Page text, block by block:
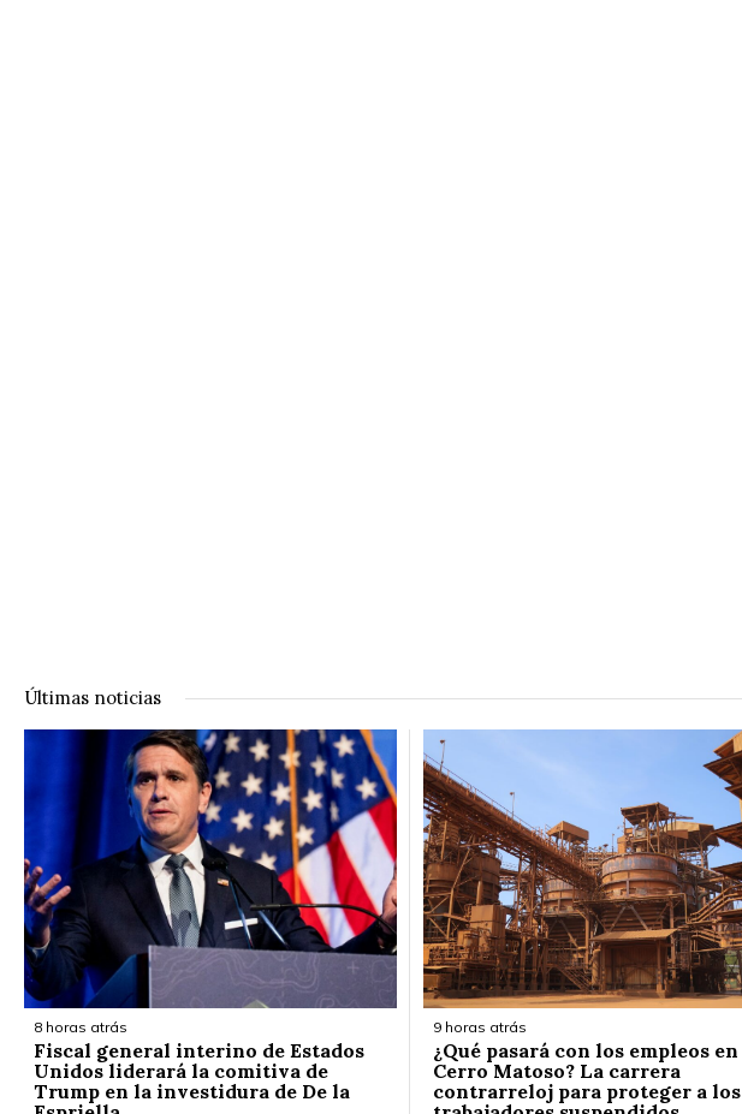
Últimas noticias
8 horas atrás
Fiscal general interino de Estados
Unidos liderará la comitiva de
Trump en la investidura de De la
9 horas atrás
¿Qué pasará con los empleos en
Cerro Matoso? La carrera
contrarreloj para proteger a los